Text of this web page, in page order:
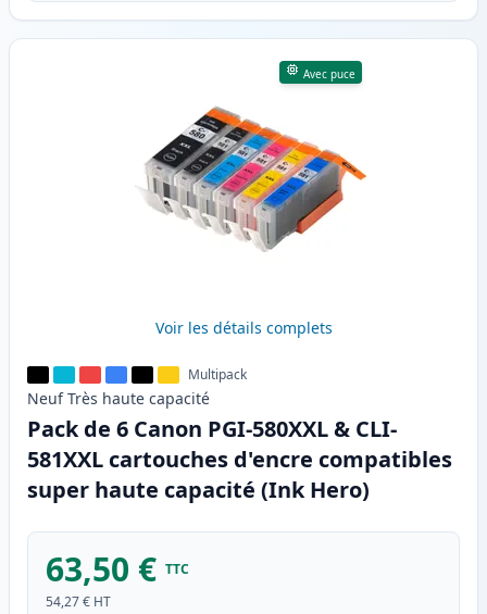
Avec puce
Voir les détails complets
Multipack
Neuf Très haute capacité
Pack de 6 Canon PGI-580XXL & CLI-
581XXL cartouches d'encre compatibles
super haute capacité (Ink Hero)
63,50 € TTC
54,27 € HT